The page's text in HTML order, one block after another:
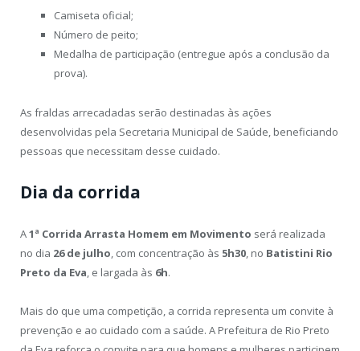
Camiseta oficial;
Número de peito;
Medalha de participação (entregue após a conclusão da
prova).
As fraldas arrecadadas serão destinadas às ações
desenvolvidas pela Secretaria Municipal de Saúde, beneficiando
pessoas que necessitam desse cuidado.
Dia da corrida
A1ª Corrida Arrasta Homem em Movimento será realizada
no dia 26 de julho, com concentração às 5h30, no Batistini Rio
Preto da Eva, e largada às 6h.
Mais do que uma competição, a corrida representa um convite à
prevenção e ao cuidado com a saúde. A Prefeitura de Rio Preto